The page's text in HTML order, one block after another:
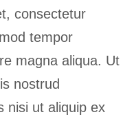
consectetur
tempor
magna aliqua. Ut
nostrud
nisi ut aliquip ex